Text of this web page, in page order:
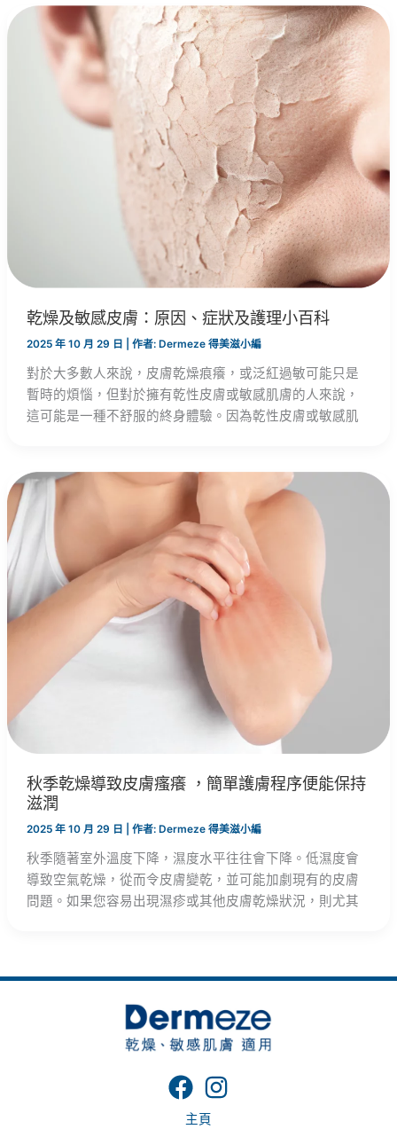
乾燥及敏感皮膚：原因、症狀及護理小百科
2025 年 10 月 29 日 | 作者: Dermeze 得美滋小編
對於大多數人來說，皮膚乾燥痕癢，或泛紅過敏可能只是
暫時的煩惱，但對於擁有乾性皮膚或敏感肌膚的人來說，
這可能是一種不舒服的終身體驗。因為乾性皮膚或敏感肌
秋季乾燥導致皮膚瘙癢 ，簡單護膚程序便能保持
滋潤
2025 年 10 月 29 日 | 作者: Dermeze 得美滋小編
秋季隨著室外溫度下降，濕度水平往往會下降。低濕度會
導致空氣乾燥，從而令皮膚變乾，並可能加劇現有的皮膚
問題。如果您容易出現濕疹或其他皮膚乾燥狀況，則尤其
主頁